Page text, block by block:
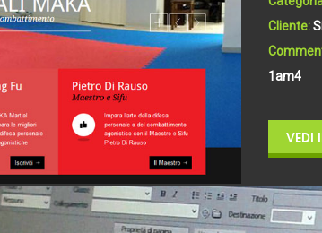
Cliente:
75wgps/
VEDI